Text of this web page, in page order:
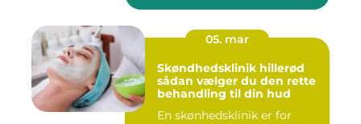
05. mar
Skøndhedsklinik hillerød
sådan vælger du den rette
behandling til din hud
En skønhedsklinik er for